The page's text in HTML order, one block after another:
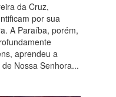
da Cruz,
por sua
A Paraíba, porém,
aprendeu a
Nossa Senhora...